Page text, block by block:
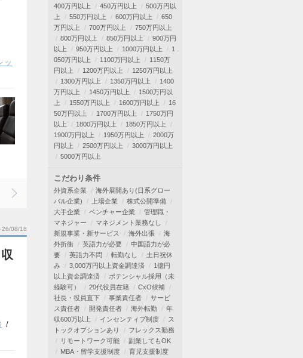
ッ
26/08/18
400万円以上 450万円以上
500万円以
上
550万円以上 600万円以上
650
万円以上
700万円以上
750万円以上
800万円以上
850万円以上
900万円
以上
950万円以上 1000万円以上
1
050万円以上
1100万円以上
1150万
円以上
1200万円以上
1250万円以上
1300万円以上
1350万円以上
1400
万円以上
1450万円以上
1500万円以
上
1550万円以上 1600万円以上
16
50万円以上
1700万円以上
1750万円
以上
1800万円以上
1850万円以上
1900万円以上
1950万円以上
2000万
円以上
2500万円以上
3000万円以上
5000万円以上
こだわり条件
外資系企業
海外展開あり(日系グロー
バル企業)
上場企業
株式公開準備
大手企業
ベンチャー企業
管理職・
マネジャー
マネジメント業務なし
新規事業・新サービス
海外出張
海
外折衝
英語力が必要
中国語力が必
要
英語力不問 転勤なし
土日祝休
み
3,000万円以上資金調達済
1億円
以上資金調達済
ポテンシャル採用（未
経験可）
20代役員在籍
CxO候補
社長・役員直下
事業責任者
サービ
ス責任者
開発責任者 海外転勤
年
収600万以上
インセンティブ制度
ス
トックオプションあり
フレックス勤務
リモートワーク可能
副業してもOK
MBA・留学支援制度
育児支援制度